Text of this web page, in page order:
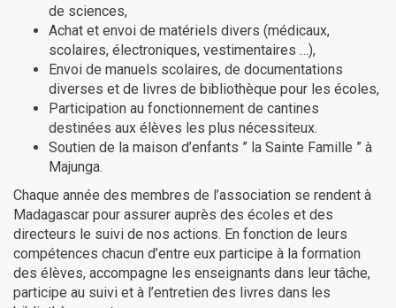
de sciences,
Achat et envoi de matériels divers (médicaux,
scolaires, électroniques, vestimentaires …),
Envoi de manuels scolaires, de documentations
diverses et de livres de bibliothèque pour les écoles,
Participation au fonctionnement de cantines
destinées aux élèves les plus nécessiteux.
Soutien de la maison d’enfants ” la Sainte Famille ” à
Majunga.
Chaque année des membres de l’association se rendent à
Madagascar pour assurer auprès des écoles et des
directeurs le suivi de nos actions. En fonction de leurs
compétences chacun d’entre eux participe à la formation
des élèves, accompagne les enseignants dans leur tâche,
participe au suivi et à l’entretien des livres dans les